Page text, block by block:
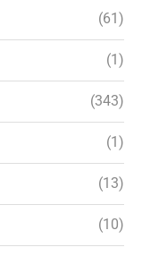
(61)
(1)
(343)
(1)
(13)
(10)